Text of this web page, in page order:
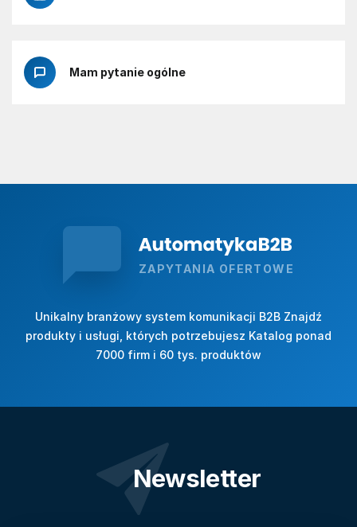
Mam pytanie ogólne
ZAPYTANIA OFERTOWE
Unikalny branżowy system komunikacji B2B Znajdź
produkty i usługi, których potrzebujesz Katalog ponad
7000 firm i 60 tys. produktów
Newsletter